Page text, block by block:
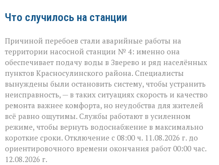
Что случилось на станции
Причиной перебоев стали аварийные работы на
территории насосной станции № 4: именно она
обеспечивает подачу воды в Зверево и ряд населённых
пунктов Красносулинского района. Специалисты
вынуждены были остановить систему, чтобы устранить
неисправность, — в таких ситуациях скорость и качество
ремонта важнее комфорта, но неудобства для жителей
всё равно ощутимы. Службы работают в усиленном
режиме, чтобы вернуть водоснабжение в максимально
короткие сроки. Отключение с 08:00 ч. 11.08.2026 г. до
ориентировочного времени окончания работ 00:00 час.
12.08.2026 г.